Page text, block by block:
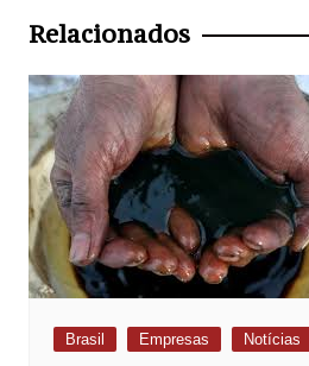
Post
Relacionados
Brasil Empresas Notícias